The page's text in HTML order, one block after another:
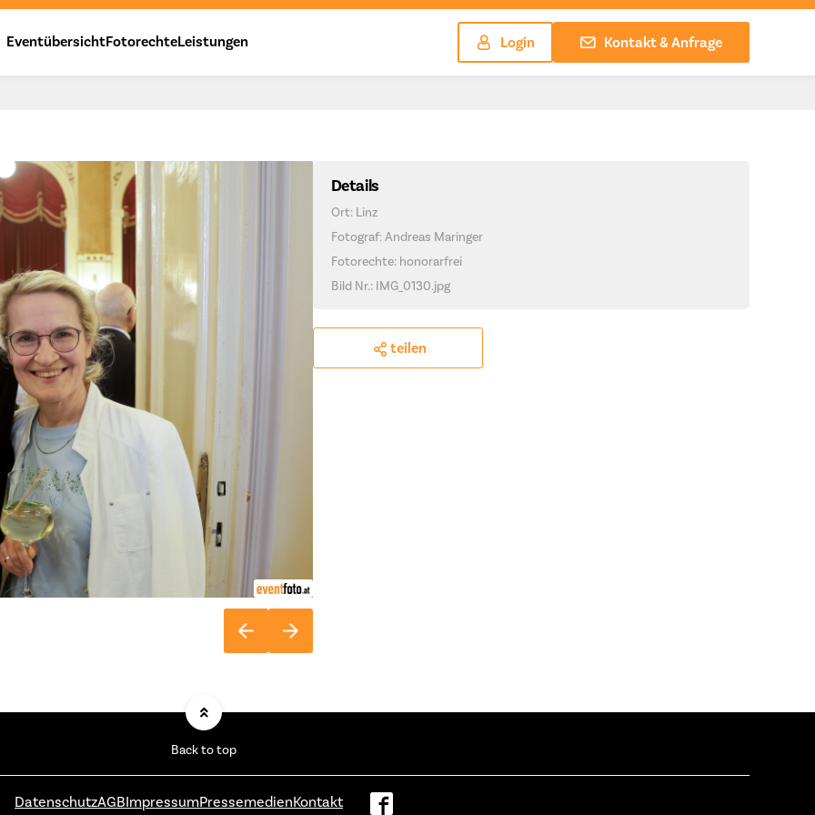
EventübersichtFotorechteLeistungen Login Kontakt & Anfrage
Details
Ort: Linz
Fotograf: Andreas Maringer
Fotorechte: honorarfrei
Bild Nr.: IMG_0130.jpg
teilen
Back to top
DatenschutzAGBImpressumPressemedienKontakt